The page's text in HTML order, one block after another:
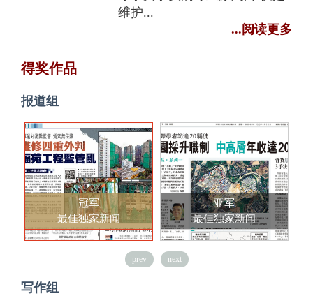
维护...
...阅读更多
得奖作品
报道组
冠军
最佳独家新闻
亚军
最佳独家新闻
prev next
写作组